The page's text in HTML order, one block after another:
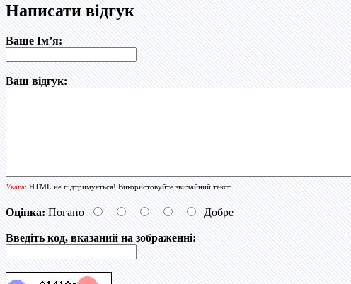
Написати відгук
Ваше Ім’я:
Ваш відгук:
Увага:HTML не підтримується! Використовуйте звичайний текст.
Оцінка: Погано Добре
Введіть код, вказаний на зображенні: